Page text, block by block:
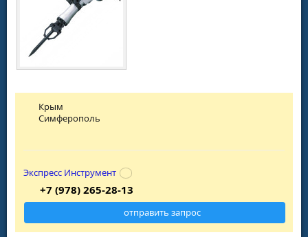
Крым
Симферополь
Экспресс Инструмент
+7 (978) 265-28-13
отправить запрос